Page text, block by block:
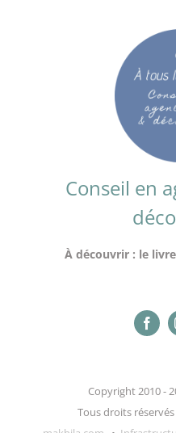
Conseil en
À découvrir : le livre
Copyright 2010 -
Tous droits